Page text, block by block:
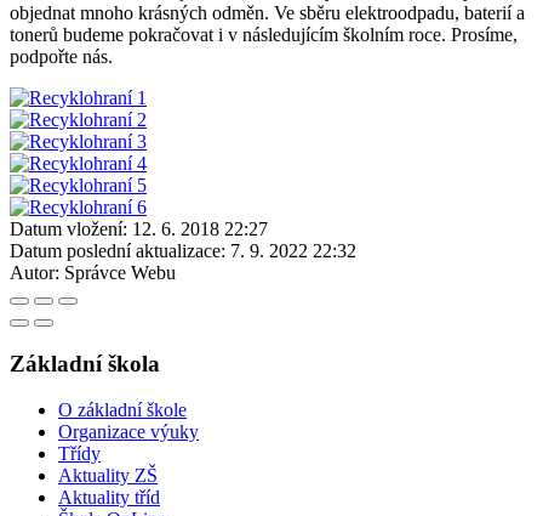
objednat mnoho krásných odměn. Ve sběru elektroodpadu, baterií a
tonerů budeme pokračovat i v následujícím školním roce. Prosíme,
podpořte nás.
Datum vložení: 12. 6. 2018 22:27
Datum poslední aktualizace: 7. 9. 2022 22:32
Autor: Správce Webu
Základní škola
O základní škole
Organizace výuky
Třídy
Aktuality ZŠ
Aktuality tříd